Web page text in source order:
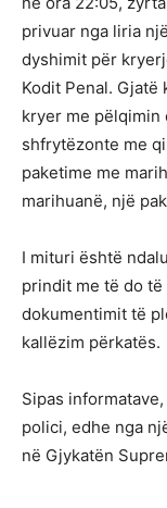
privuar nga liria
dyshimit për
Kodit Penal.
kryer me
shfrytëzonte me
paketime me
marihuanë, një
I mituri është
prindit me të do
dokumentimit të
kallëzim përkatës.
Sipas
polici, edhe nga
në Gjykatën